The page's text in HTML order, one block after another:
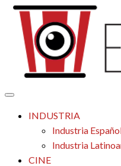
Saltar
contenido
El Palomitrón
Tu espacio de la industria de
INDUSTRIA
Industria
Industria
CINE